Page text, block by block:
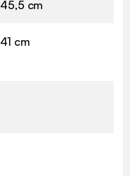
45,5 cm
41 cm